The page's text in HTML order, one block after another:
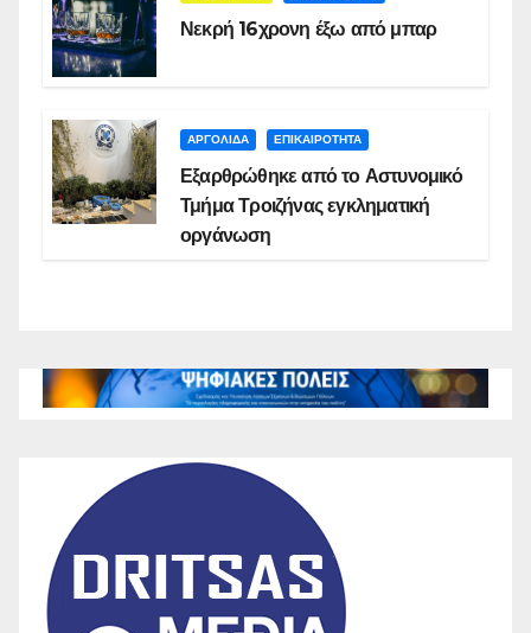
Νεκρή 16χρονη έξω από μπαρ
ΑΡΓΟΛΙΔΑ ΕΠΙΚΑΙΡΟΤΗΤΑ
Εξαρθρώθηκε από το Αστυνομικό
Τμήμα Τροιζήνας εγκληματική
οργάνωση